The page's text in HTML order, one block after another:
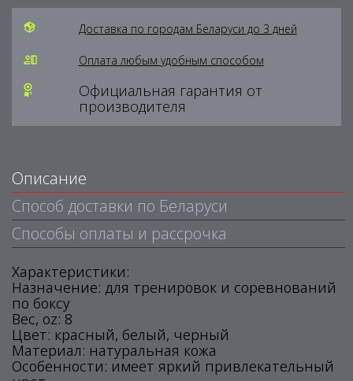
Доставка по городам Беларуси до 3 дней
Оплата любым удобным способом
Официальная гарантия от
производителя
Описание
Способ доставки по Беларуси
Способы оплаты и рассрочка
Характеристики:
Назначение: для тренировок и соревнований
по боксу
Вес, oz: 8
Цвет: красный, белый, черный
Материал: натуральная кожа
Особенности: имеет яркий привлекательный